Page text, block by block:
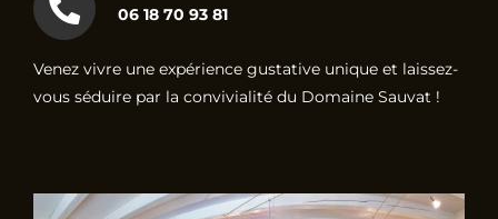
06 18 70 93 81
Venez vivre une expérience gustative unique et laissez-
vous séduire par la convivialité du Domaine Sauvat !